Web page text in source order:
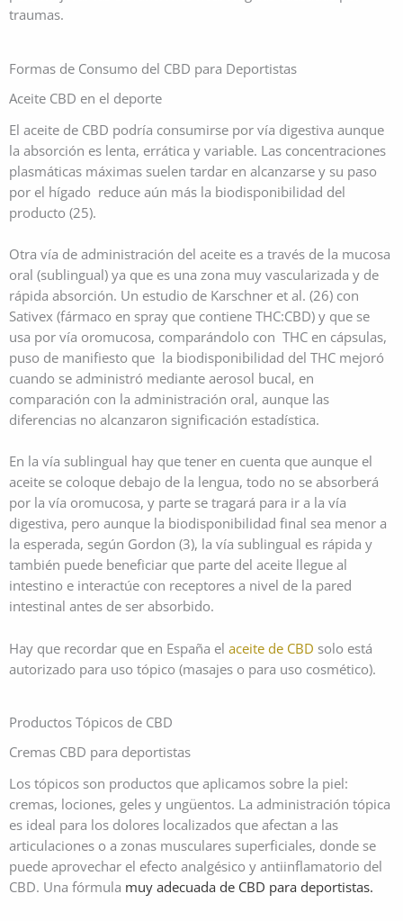
traumas.
Formas de Consumo del CBD para Deportistas
Aceite CBD en el deporte
El aceite de CBD podría consumirse por vía digestiva aunque
la absorción es lenta, errática y variable. Las concentraciones
plasmáticas máximas suelen tardar en alcanzarse y su paso
por el hígado reduce aún más la biodisponibilidad del
producto (25).
Otra vía de administración del aceite es a través de la mucosa
oral (sublingual) ya que es una zona muy vascularizada y de
rápida absorción. Un estudio de Karschner et al. (26) con
Sativex (fármaco en spray que contiene THC:CBD) y que se
usa por vía oromucosa, comparándolo con THC en cápsulas,
puso de manifiesto que la biodisponibilidad del THC mejoró
cuando se administró mediante aerosol bucal, en
comparación con la administración oral, aunque las
diferencias no alcanzaron significación estadística.
En la vía sublingual hay que tener en cuenta que aunque el
aceite se coloque debajo de la lengua, todo no se absorberá
por la vía oromucosa, y parte se tragará para ir a la vía
digestiva, pero aunque la biodisponibilidad final sea menor a
la esperada, según Gordon (3), la vía sublingual es rápida y
también puede beneficiar que parte del aceite llegue al
intestino e interactúe con receptores a nivel de la pared
intestinal antes de ser absorbido.
Hay que recordar que en España el aceite de CBD solo está
autorizado para uso tópico (masajes o para uso cosmético).
Productos Tópicos de CBD
Cremas CBD para deportistas
Los tópicos son productos que aplicamos sobre la piel:
cremas, lociones, geles y ungüentos. La administración tópica
es ideal para los dolores localizados que afectan a las
articulaciones o a zonas musculares superficiales, donde se
puede aprovechar el efecto analgésico y antiinflamatorio del
CBD. Una fórmula muy adecuada de CBD para deportistas.